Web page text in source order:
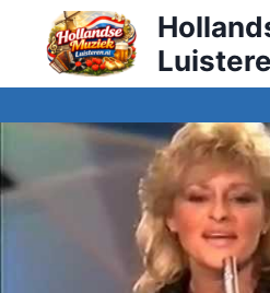
Doorgaan
inhoud